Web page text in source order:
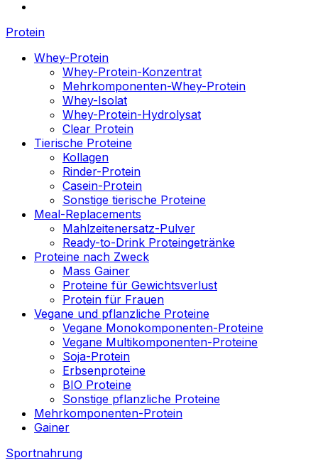
Protein
Whey-Protein
Whey-Protein-Konzentrat
Mehrkomponenten-Whey-Protein
Whey-Isolat
Whey-Protein-Hydrolysat
Clear Protein
Tierische Proteine
Kollagen
Rinder-Protein
Casein-Protein
Sonstige tierische Proteine
Meal-Replacements
Mahlzeitenersatz-Pulver
Ready-to-Drink Proteingetränke
Proteine nach Zweck
Mass Gainer
Proteine für Gewichtsverlust
Protein für Frauen
Vegane und pflanzliche Proteine
Vegane Monokomponenten-Proteine
Vegane Multikomponenten-Proteine
Soja-Protein
Erbsenproteine
BIO Proteine
Sonstige pflanzliche Proteine
Mehrkomponenten-Protein
Gainer
Sportnahrung